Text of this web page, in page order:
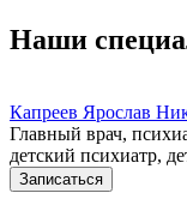
Наши
Капреев Ярослав
Главный врач,
детский психиатр,
Записаться